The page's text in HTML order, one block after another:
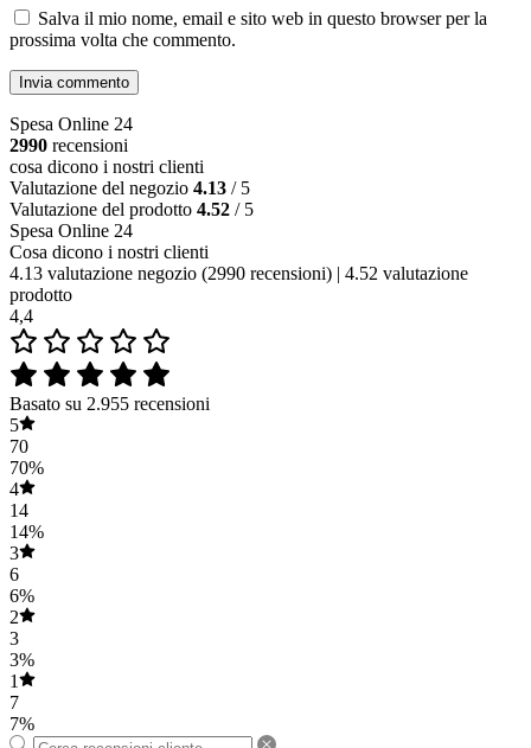
Salva il mio nome, email e sito web in questo browser per la
prossima volta che commento.
Invia commento
Spesa Online 24
2990 recensioni
cosa dicono i nostri clienti
Valutazione del negozio 4.13 / 5
Valutazione del prodotto 4.52 / 5
Spesa Online 24
Cosa dicono i nostri clienti
4.13 valutazione negozio (2990 recensioni) | 4.52 valutazione
prodotto
4,4
Basato su 2.955 recensioni
5
70
70%
4
14
14%
3
6
6%
2
3
3%
1
7
7%